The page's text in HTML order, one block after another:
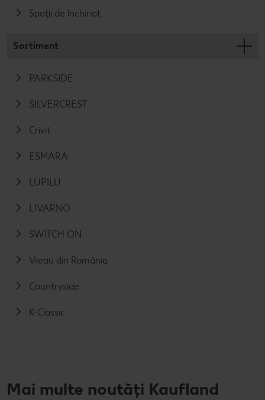
Spații de închiriat
Sortiment
PARKSIDE
SILVERCREST
Crivit
ESMARA
LUPILU
LIVARNO
SWITCH ON
Vreau din România
Countryside
K-Classic
Mai multe noutăți Kaufland